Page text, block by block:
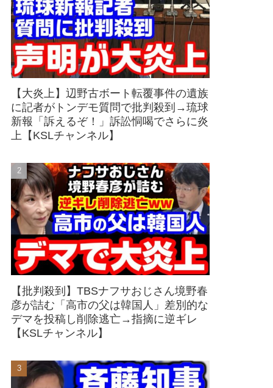
【大炎上】辺野古ボート転覆事件の遺族
に記者がトンデモ質問で批判殺到→琉球
新報「訴えるぞ！」訴訟恫喝でさらに炎
上【KSLチャンネル】
【批判殺到】TBSナフサおじさん境野春
彦が詰む「高市の父は韓国人」差別的な
デマを投稿し削除逃亡→指摘に逆ギレ
【KSLチャンネル】